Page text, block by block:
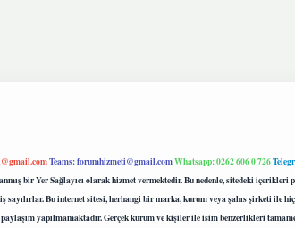
Teams:forumhizmeti@gmail.comWhatsapp: 0262 606 0 726
bir Yer Sağlayıcı olarak hizmet vermektedir. Bu nedenle, sitedeki
Bu internet sitesi, herhangi bir marka, kurum veya şahıs şirketi ile
yapılmamaktadır. Gerçek kurum ve kişiler ile isim benzerlikleri